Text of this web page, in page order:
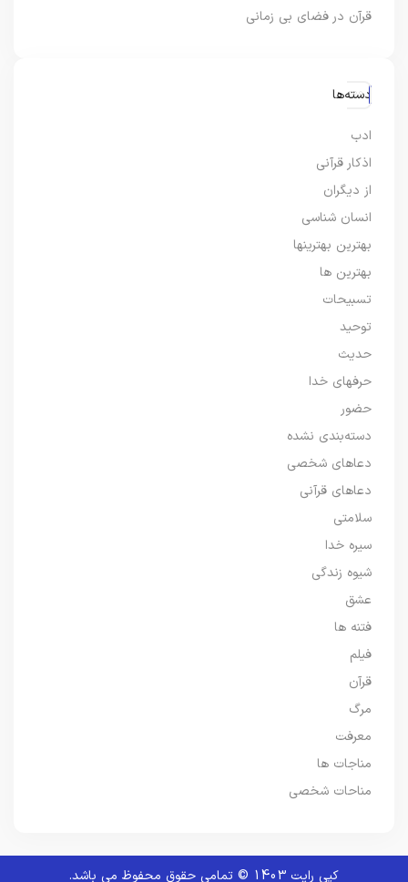
قرآن در فضای بی زمانی
دسته‌ها
ادب
اذکار قرآنی
از دیگران
انسان شناسی
بهترین بهترینها
بهترین ها
تسبیحات
توحید
حدیث
حرفهای خدا
حضور
دسته‌بندی نشده
دعاهای شخصی
دعاهای قرآنی
سلامتی
سیره خدا
شیوه زندگی
عشق
فتنه ها
فیلم
قرآن
مرگ
معرفت
مناجات ها
مناحات شخصی
کپی رایت 1403 © تمامی حقوق محفوظ می باشد.